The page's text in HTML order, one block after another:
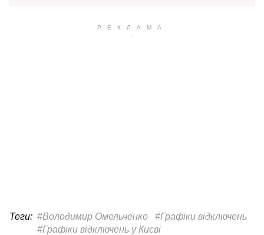
Теги: #Володимир Омельченко
#Графіки відключень
#Графіки відключень у Києві